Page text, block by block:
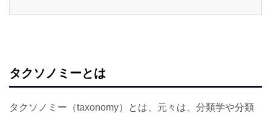
タクソノミーとは
タクソノミー（taxonomy）とは、元々は、分類学や分類